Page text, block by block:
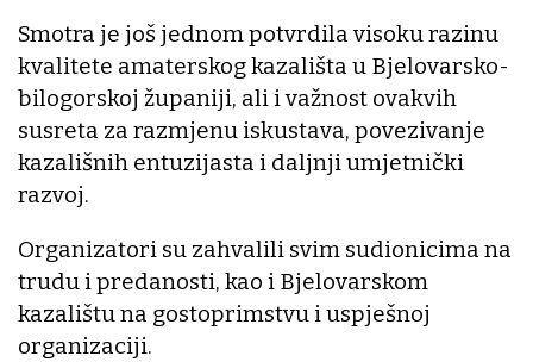
Smotra je još jednom potvrdila visoku razinu
kvalitete amaterskog kazališta u Bjelovarsko-
bilogorskoj županiji, ali i važnost ovakvih
susreta za razmjenu iskustava, povezivanje
kazališnih entuzijasta i daljnji umjetnički
razvoj.
Organizatori su zahvalili svim sudionicima na
trudu i predanosti, kao i Bjelovarskom
kazalištu na gostoprimstvu i uspješnoj
organizaciji.